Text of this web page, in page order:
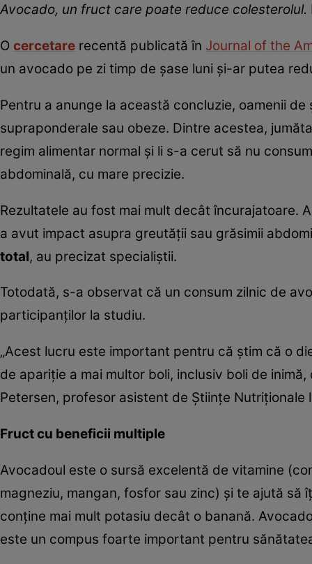
Avocado, un fruct care poate reduce colesterolul.
O cercetare recentă publicată în Journal of the
un avocado pe zi timp de şase luni şi-ar putea
Pentru a anunge la această concluzie, oamenii
supraponderale sau obeze. Dintre acestea,
regim alimentar normal şi li s-a cerut să nu
abdominală, cu mare precizie.
Rezultatele au fost mai mult decât încurajatoare.
a avut impact asupra greutăţii sau grăsimii
total, au precizat specialiştii.
Totodată, s-a observat că un consum zilnic de
participanţilor la studiu.
„Acest lucru este important pentru că știm că o
de apariție a mai multor boli, inclusiv boli de
Petersen, profesor asistent de Științe Nutriționale
Fruct cu beneficii multiple
Avocadoul este o sursă excelentă de vitamine
magneziu, mangan, fosfor sau zinc) şi te ajută
conţine mai mult potasiu decât o banană.
este un compus foarte important pentru